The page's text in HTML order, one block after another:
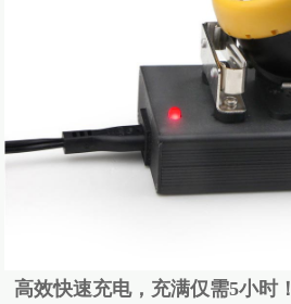
高效快速充电，充满仅需5小时！